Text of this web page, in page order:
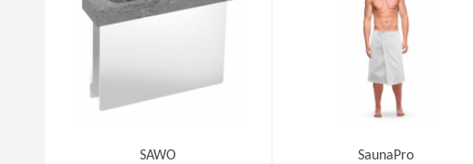
SAWO SaunaPro